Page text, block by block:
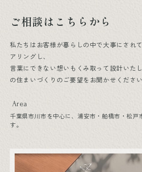
ご相談はこちらから
私たちはお客様が暮らしの中で大事にされ
アリングし、
言葉にできない想いもくみ取って設計いた
の住まいづくりのご要望をお聞かせください
Area
千葉県市川市を中心に、浦安市・船橋市・松戸
す。